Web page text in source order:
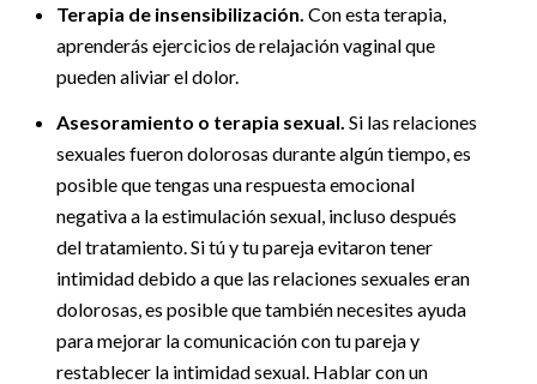
Terapia de insensibilización. Con esta terapia,
aprenderás ejercicios de relajación vaginal que
pueden aliviar el dolor.
Asesoramiento o terapia sexual. Si las relaciones
sexuales fueron dolorosas durante algún tiempo, es
posible que tengas una respuesta emocional
negativa a la estimulación sexual, incluso después
del tratamiento. Si tú y tu pareja evitaron tener
intimidad debido a que las relaciones sexuales eran
dolorosas, es posible que también necesites ayuda
para mejorar la comunicación con tu pareja y
restablecer la intimidad sexual. Hablar con un